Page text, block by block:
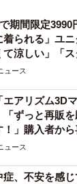
、手を加え
。物語の舞台
正常なのか？
いる中の人
ないかと。
様を薄めるこ
ーション撮影
」
期間限定
着られる」ユ
涼しい」「ス
ュース
アリズム3D
ずっと再販を
！」購入者か
ュース
症、不安を感